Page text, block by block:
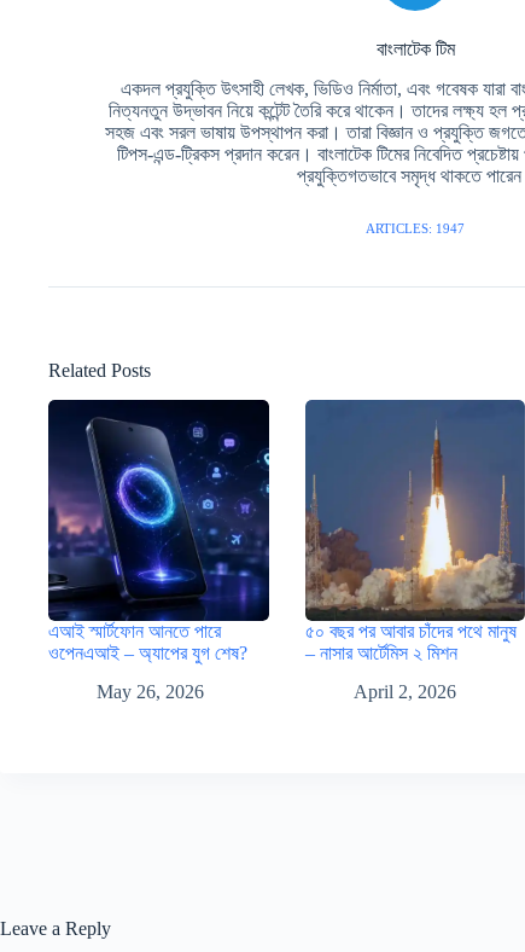
বাংলাটেক টিম
একদল প্রযুক্তি উৎসাহী লেখক, ভিডিও নির্মাতা, এবং গবেষক যারা
নিত্যনতুন উদ্ভাবন নিয়ে কন্টেন্ট তৈরি করে থাকেন। তাদের লক্ষ্য হল
সহজ এবং সরল ভাষায় উপস্থাপন করা। তারা বিজ্ঞান ও প্রযুক্তি
টিপস-এন্ড-ট্রিকস প্রদান করেন। বাংলাটেক টিমের নিবেদিত
প্রযুক্তিগতভাবে সমৃদ্ধ থাকতে
ARTICLES: 1947
Related Posts
এআই স্মার্টফোন আনতে পারে
ওপেনএআই – অ্যাপের যুগ শেষ?
May 26, 2026
৫০ বছর পর আবার চাঁদের পথে মানুষ
– নাসার আর্টেমিস ২ মিশন
April 2, 2026
Leave a Reply